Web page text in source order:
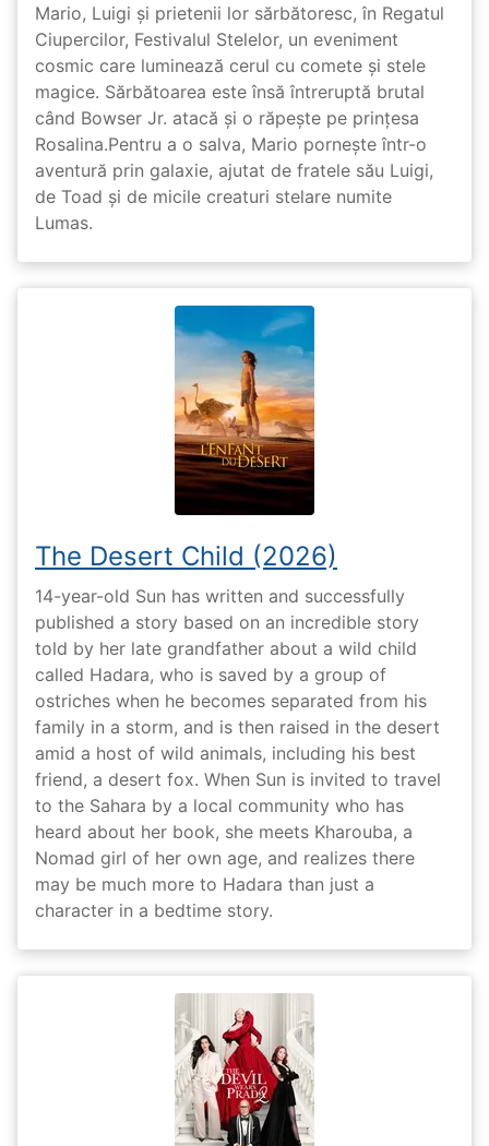
Mario, Luigi și prietenii lor sărbătoresc, în Regatul
Ciupercilor, Festivalul Stelelor, un eveniment
cosmic care luminează cerul cu comete și stele
magice. Sărbătoarea este însă întreruptă brutal
când Bowser Jr. atacă și o răpește pe prinţesa
Rosalina.Pentru a o salva, Mario pornește într-o
aventură prin galaxie, ajutat de fratele său Luigi,
de Toad și de micile creaturi stelare numite
Lumas.
The Desert Child (2026)
14-year-old Sun has written and successfully
published a story based on an incredible story
told by her late grandfather about a wild child
called Hadara, who is saved by a group of
ostriches when he becomes separated from his
family in a storm, and is then raised in the desert
amid a host of wild animals, including his best
friend, a desert fox. When Sun is invited to travel
to the Sahara by a local community who has
heard about her book, she meets Kharouba, a
Nomad girl of her own age, and realizes there
may be much more to Hadara than just a
character in a bedtime story.